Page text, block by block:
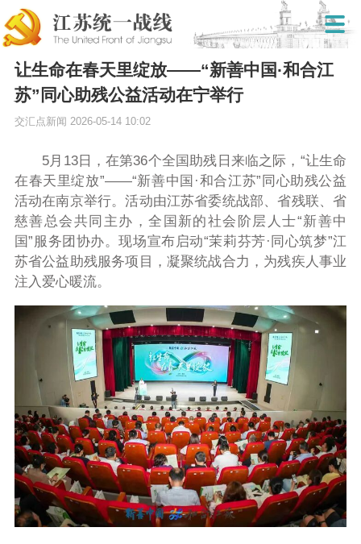
让生命在春天里绽放——“新善中国·和合江
苏”同心助残公益活动在宁举行
交汇点新闻 2026-05-14 10:02
5月13日，在第36个全国助残日来临之际，“让生命
在春天里绽放”——“新善中国·和合江苏”同心助残公益
活动在南京举行。活动由江苏省委统战部、省残联、省
慈善总会共同主办，全国新的社会阶层人士“新善中
国”服务团协办。现场宣布启动“茉莉芬芳·同心筑梦”江
苏省公益助残服务项目，凝聚统战合力，为残疾人事业
注入爱心暖流。